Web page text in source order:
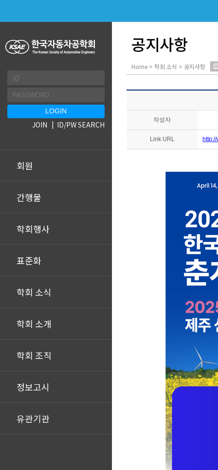
회원
간행물
학회행사
표준화
학회 소식
학회 소개
학회 조직
정보고시
유관기관
JOIN ID/PW SEARCH
공지사항
Home > 학회 소식 > 공지사항
작성자
Link URL